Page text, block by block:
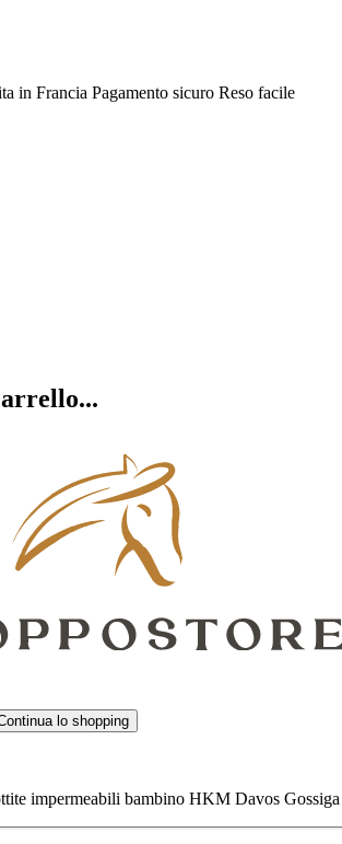
in Francia Pagamento sicuro Reso facile
lo shopping
impermeabili bambino HKM Davos Gossiga